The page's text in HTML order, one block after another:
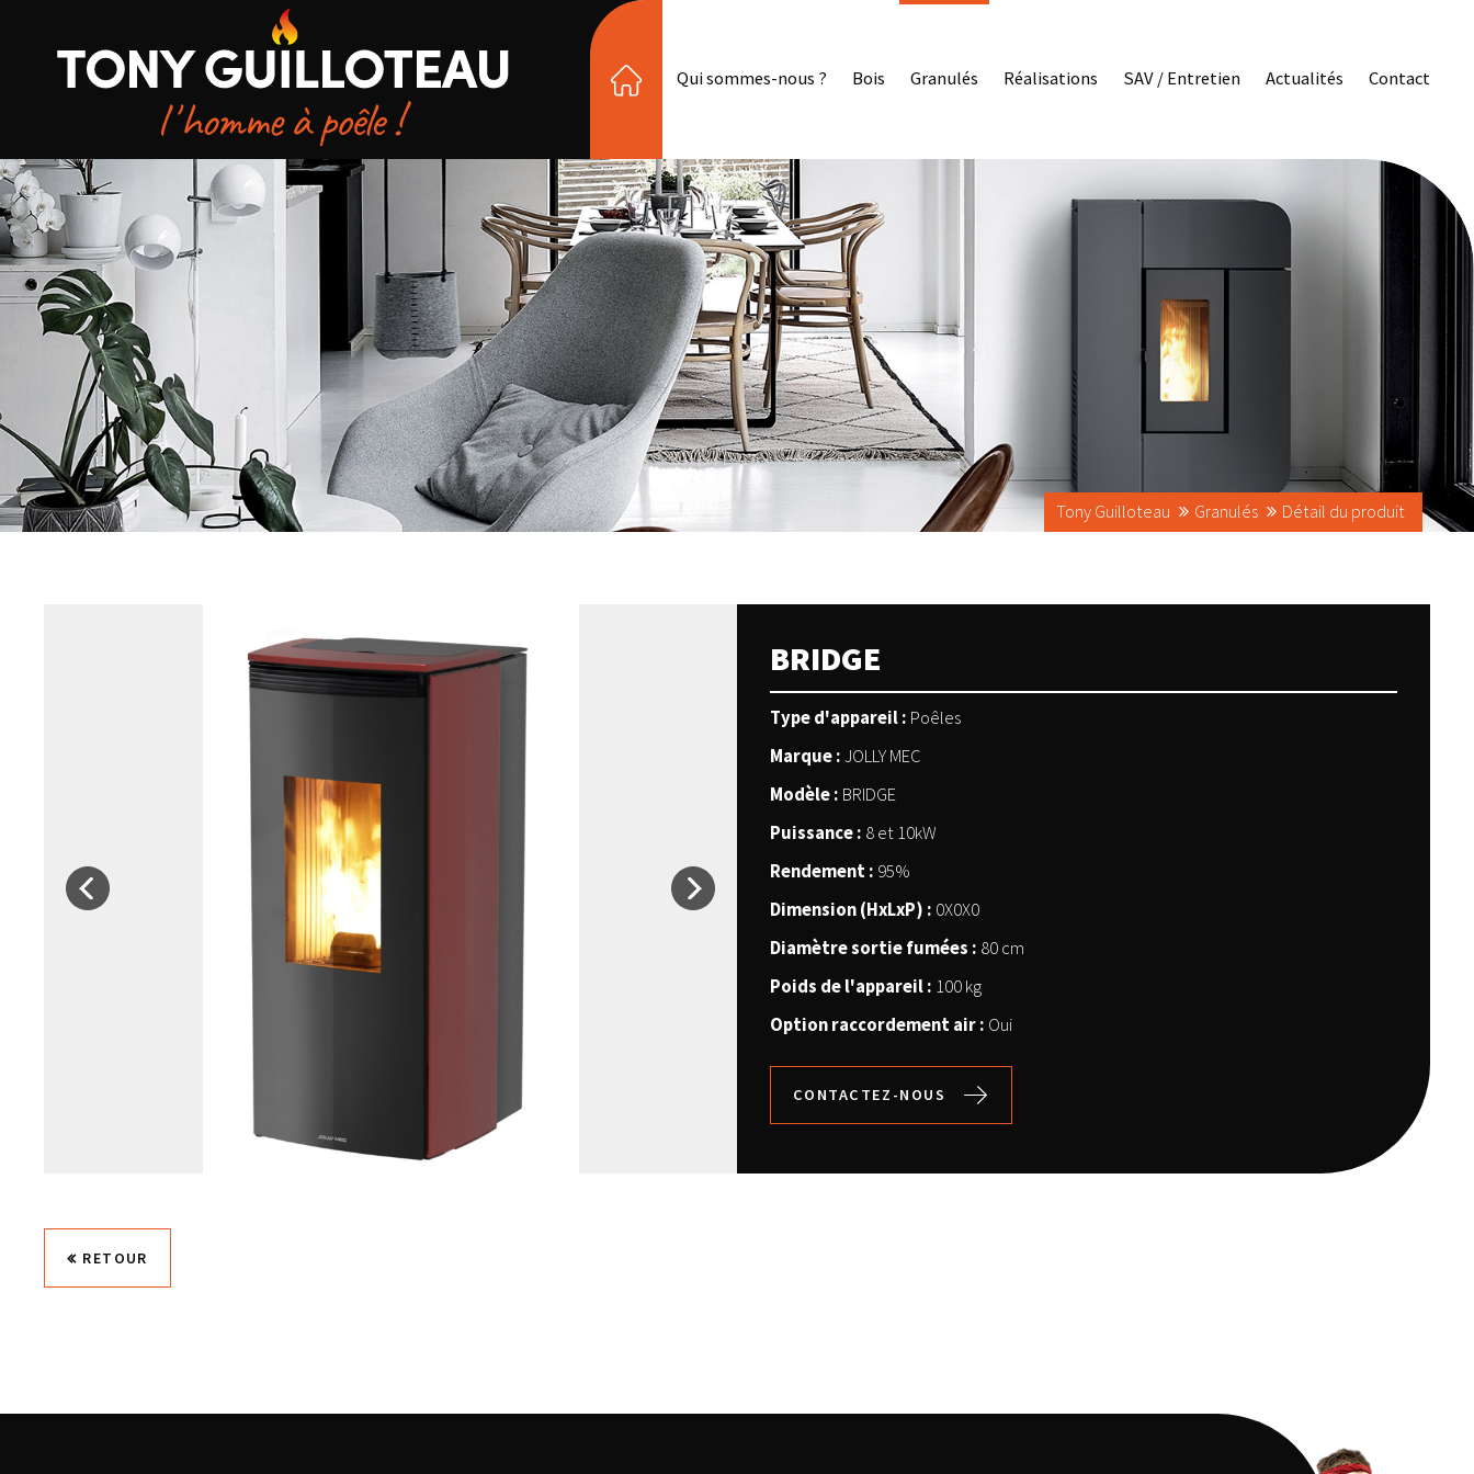
Qui sommes-nous ? Bois Granulés Réalisations SAV / Entretien Actualités Contact
Tony Guilloteau Granulés Détail du produit
BRIDGE
Type d'appareil : Poêles
Marque :JOLLY MEC
Modèle : BRIDGE
Puissance : 8 et 10kW
Rendement : 95%
Dimension (HxLxP) : 0X0X0
Diamètre sortie fumées : 80 cm
Poids de l'appareil : 100 kg
Option raccordement air : Oui
CONTACTEZ-NOUS
RETOUR